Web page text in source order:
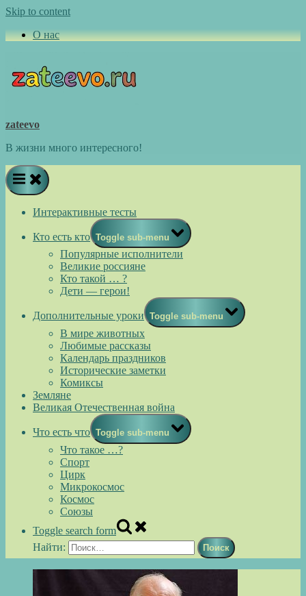
Skip to content
О нас
zateevo
В жизни много интересного!
Интерактивные тесты
Кто есть кто Toggle sub-menu
Популярные исполнители
Великие россияне
Кто такой … ?
Дети — герои!
Дополнительные уроки Toggle sub-menu
В мире животных
Любимые рассказы
Календарь праздников
Исторические заметки
Комиксы
Земляне
Великая Отечественная война
Что есть что Toggle sub-menu
Что такое …?
Спорт
Цирк
Микрокосмос
Космос
Союзы
Toggle search form
Найти: